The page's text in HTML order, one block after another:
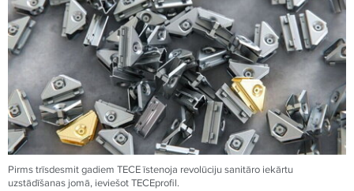
Pirms trīsdesmit gadiem TECEīstenoja revolūciju sanitāro iekārtu
uzstādīšanas jomā, ieviešotTECEprofil.